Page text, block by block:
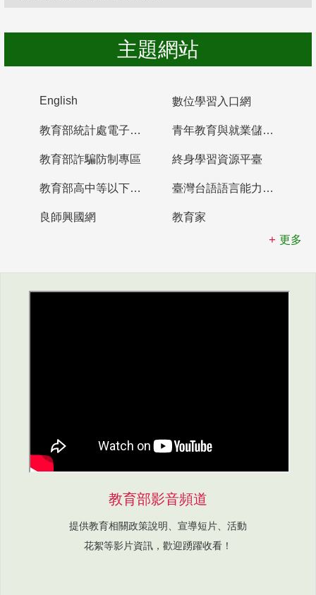
主題網站
English 數位學習入口網
教育部統計處電子書櫃 青年教育與就業儲蓄帳戶
教育部詐騙防制專區 終身學習資源平臺
教育部高中等以下學校及幼兒園教師資格檢定考試 臺灣台語語言能力認證網站
良師興國網
教育家
更多
教育部影音頻道
提供教育相關政策說明、宣導短片、活動
花絮等影片資訊，歡迎踴躍收看！